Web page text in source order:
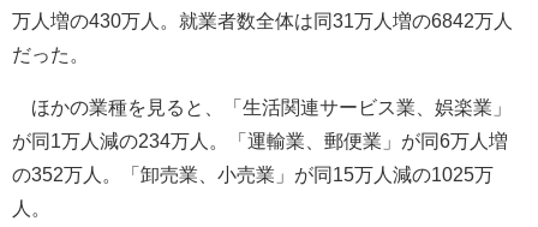
万人増の430万人。就業者数全体は同31万人増の6842万人
だった。
ほかの業種を見ると、「生活関連サービス業、娯楽業」
が同1万人減の234万人。「運輸業、郵便業」が同6万人増
の352万人。「卸売業、小売業」が同15万人減の1025万
人。